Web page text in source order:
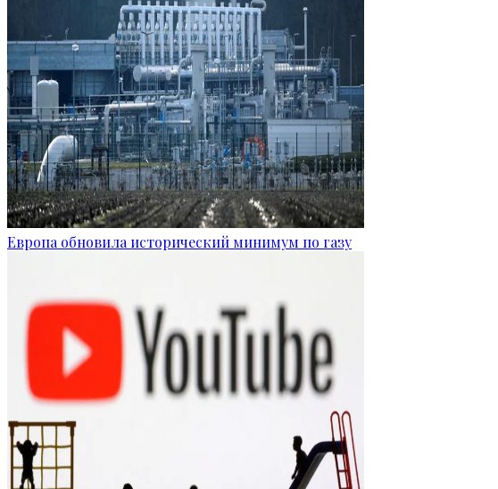
Европа обновила исторический минимум по газу